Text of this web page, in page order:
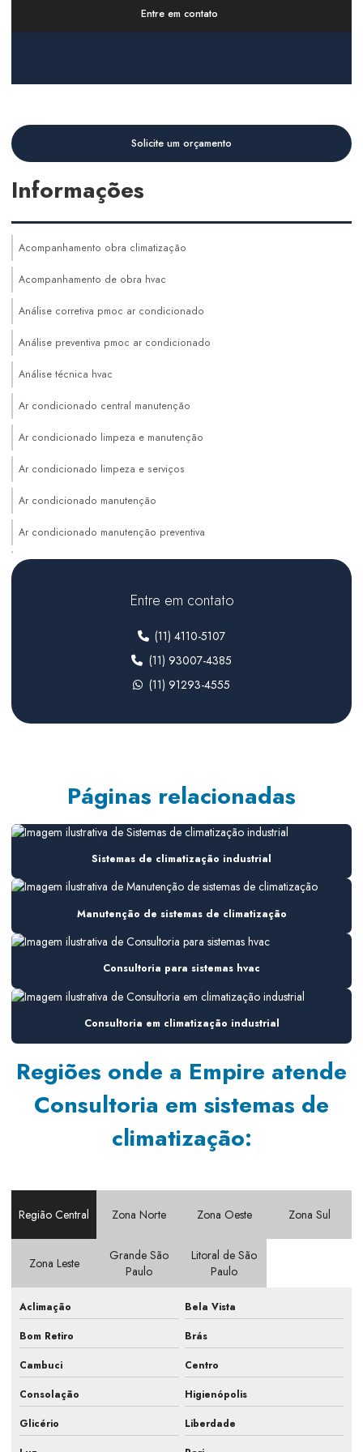
Entre em contato
Solicite um orçamento
Informações
Acompanhamento obra climatização
Acompanhamento de obra hvac
Análise corretiva pmoc ar condicionado
Análise preventiva pmoc ar condicionado
Análise técnica hvac
Ar condicionado central manutenção
Ar condicionado limpeza e manutenção
Ar condicionado limpeza e serviços
Ar condicionado manutenção
Ar condicionado manutenção preventiva
Auditoria de sistemas hvac
Climatização de ambientes comerciais
Climatização de ambientes industriais
Climatização para farmacêutica
Climatização para indústria
Climatização para laboratórios farmacêuticos
Consultoria em ar condicionado
Consultoria em climatização
Consultoria em climatização industrial
Consultoria hvac
Consultoria instalação hvac
Consultoria manutenção hvac
Consultoria em sistemas de ar condicionado
Consultoria em sistemas de climatização
Consultoria para sistemas hvac
Elaboração de pmoc em escritório
Elaboração de pmoc em indústria
Elaboração de pmoc em laboratório
Empresa de ar condicionado industrial
Empresa de ar condicionado e refrigeração
Entre em contato
(11) 4110-5107
(11) 93007-4385
(11) 91293-4555
Páginas relacionadas
Sistemas de climatização industrial
Manutenção de sistemas de climatização
Consultoria para sistemas hvac
Consultoria em climatização industrial
Regiões onde a Empire atende
Consultoria em sistemas de
climatização:
Região Central Zona Norte Zona Oeste Zona Sul
Zona Leste
Grande São
Paulo
Litoral de São
Paulo
Aclimação
Bela Vista
Bom Retiro
Brás
Cambuci
Centro
Consolação
Higienópolis
Glicério
Liberdade